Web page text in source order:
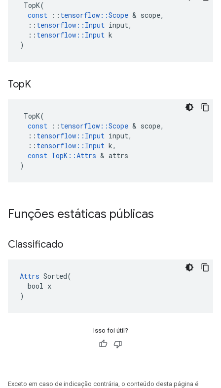
TopK(
const
:: tensorflow ::Scope & scope,
:: tensorflow :: Input input,
:: tensorflow :: Input k
)
TopK
TopK(
const
:: tensorflow ::Scope & scope,
:: tensorflow :: Input input,
:: tensorflow :: Input k,
const TopK ::Attrs & attrs
)
Funções estáticas públicas
Classificado
Attrs Sorted(
  bool x
)
Isso foi útil?
Exceto em caso de indicação contrária, o conteúdo desta página é